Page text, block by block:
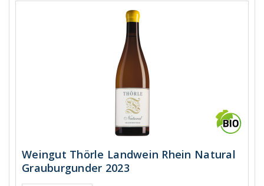
Weingut Thörle Landwein Rhein Natural
Grauburgunder 2023